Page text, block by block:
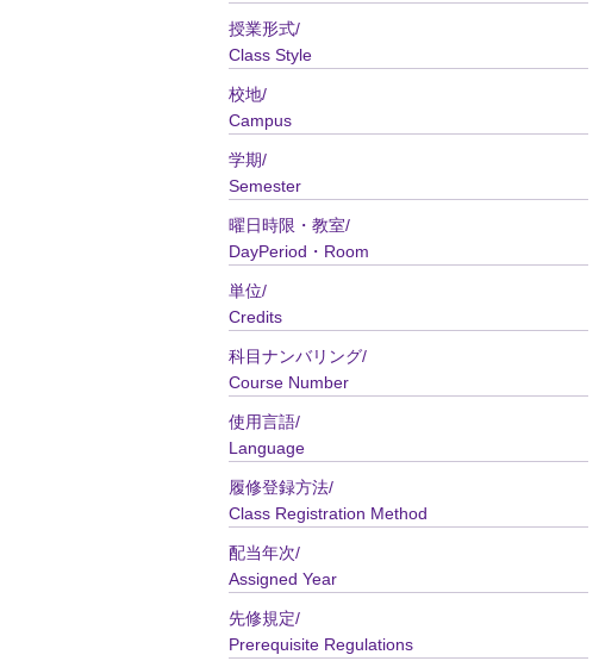
授業形式/
Class Style
校地/
Campus
学期/
Semester
曜日時限・教室/
DayPeriod・Room
単位/
Credits
科目ナンバリング/
Course Number
使用言語/
Language
履修登録方法/
Class Registration Method
配当年次/
Assigned Year
先修規定/
Prerequisite Regulations